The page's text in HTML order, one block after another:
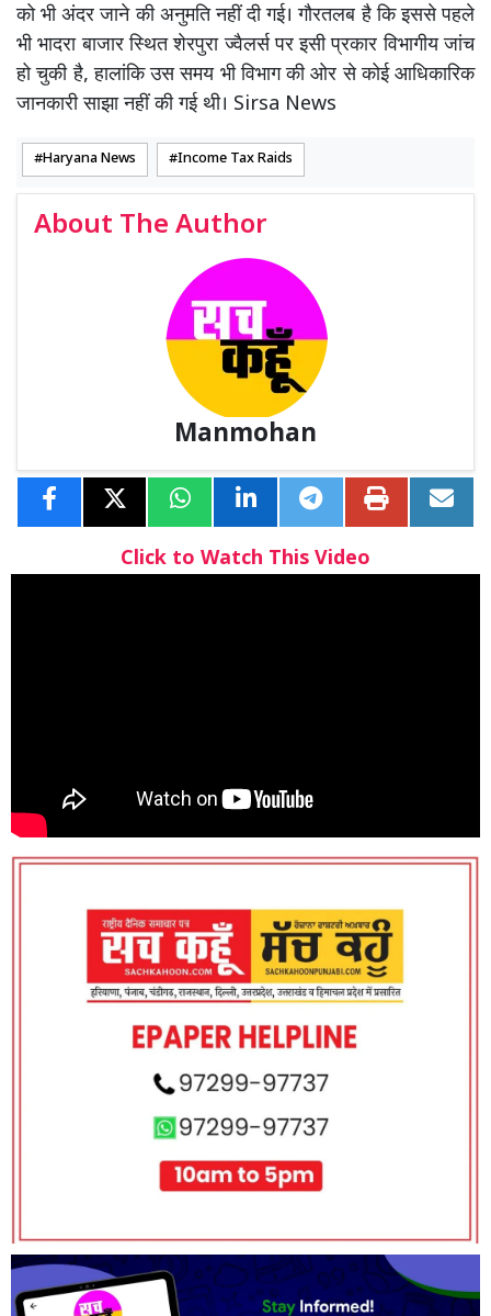
को भी अंदर जाने की अनुमति नहीं दी गई। गौरतलब है कि इससे पहले
भी भादरा बाजार स्थित शेरपुरा ज्वैलर्स पर इसी प्रकार विभागीय जांच
हो चुकी है, हालांकि उस समय भी विभाग की ओर से कोई आधिकारिक
जानकारी साझा नहीं की गई थी। Sirsa News
Haryana News Income Tax Raids
About The Author
Manmohan
Click to Watch This Video